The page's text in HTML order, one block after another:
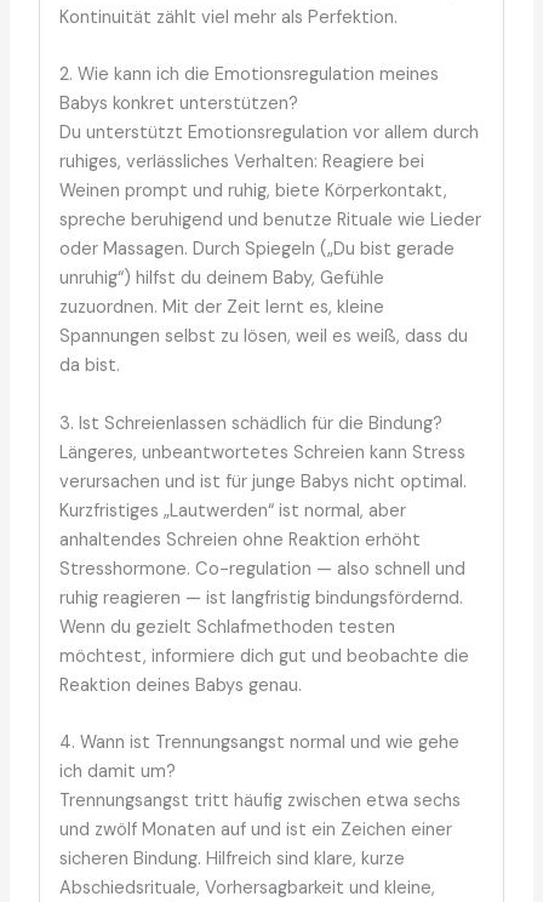
Kontinuität zählt viel mehr als Perfektion.
2. Wie kann ich die Emotionsregulation meines
Babys konkret unterstützen?
Du unterstützt Emotionsregulation vor allem durch
ruhiges, verlässliches Verhalten: Reagiere bei
Weinen prompt und ruhig, biete Körperkontakt,
spreche beruhigend und benutze Rituale wie Lieder
oder Massagen. Durch Spiegeln („Du bist gerade
unruhig“) hilfst du deinem Baby, Gefühle
zuzuordnen. Mit der Zeit lernt es, kleine
Spannungen selbst zu lösen, weil es weiß, dass du
da bist.
3. Ist Schreienlassen schädlich für die Bindung?
Längeres, unbeantwortetes Schreien kann Stress
verursachen und ist für junge Babys nicht optimal.
Kurzfristiges „Lautwerden“ ist normal, aber
anhaltendes Schreien ohne Reaktion erhöht
Stresshormone. Co-regulation — also schnell und
ruhig reagieren — ist langfristig bindungsfördernd.
Wenn du gezielt Schlafmethoden testen
möchtest, informiere dich gut und beobachte die
Reaktion deines Babys genau.
4. Wann ist Trennungsangst normal und wie gehe
ich damit um?
Trennungsangst tritt häufig zwischen etwa sechs
und zwölf Monaten auf und ist ein Zeichen einer
sicheren Bindung. Hilfreich sind klare, kurze
Abschiedsrituale, Vorhersagbarkeit und kleine,